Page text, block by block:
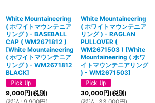
White Mountaineering
( ホワイトマウンテニア
リング ) - BASEBALL
CAP ( WM2671812 )
[White Mountaineering
( ホワイトマウンテニア
リング ) - WM2671812
BLACK]
9,000円(税別)
White Mountaineering
( ホワイトマウンテニア
リング ) - RAGLAN
PULLOVER (
WM2671503 ) [White
Mountaineering ( ホワ
イトマウンテニアリング
) - WM2671503]
30,000円(税別)